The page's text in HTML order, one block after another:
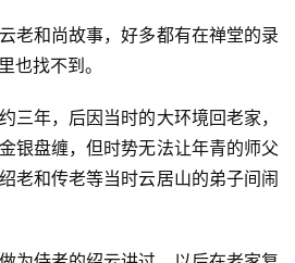
老和尚故事，好多都有在禅堂的录
也找不到。
三年，后因当时的大环境回老家，
银盘缠，但时势无法让年青的师父
老和传老等当时云居山的弟子间闹